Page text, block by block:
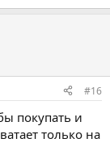
#16
покупать и
только на